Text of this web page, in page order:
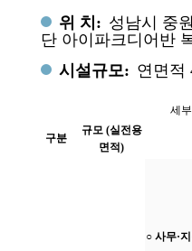
위 치: 성남시 중
단 아이파크디어반
시설규모: 연면적
세
구분
규모 (실전용
면적)
○ 사무·